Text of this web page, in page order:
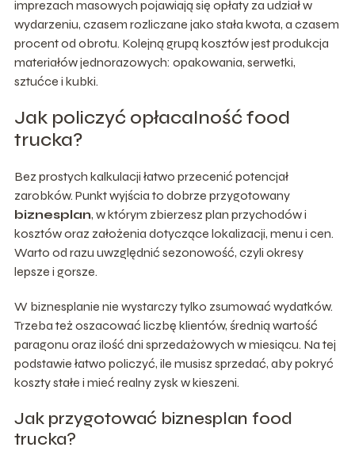
imprezach masowych pojawiają się opłaty za udział w
wydarzeniu, czasem rozliczane jako stała kwota, a czasem
procent od obrotu. Kolejną grupą kosztów jest produkcja
materiałów jednorazowych: opakowania, serwetki,
sztućce i kubki.
Jak policzyć opłacalność food
trucka?
Bez prostych kalkulacji łatwo przecenić potencjał
zarobków. Punkt wyjścia to dobrze przygotowany
biznesplan, w którym zbierzesz plan przychodów i
kosztów oraz założenia dotyczące lokalizacji, menu i cen.
Warto od razu uwzględnić sezonowość, czyli okresy
lepsze i gorsze.
W biznesplanie nie wystarczy tylko zsumować wydatków.
Trzeba też oszacować liczbę klientów, średnią wartość
paragonu oraz ilość dni sprzedażowych w miesiącu. Na tej
podstawie łatwo policzyć, ile musisz sprzedać, aby pokryć
koszty stałe i mieć realny zysk w kieszeni.
Jak przygotować biznesplan food
trucka?